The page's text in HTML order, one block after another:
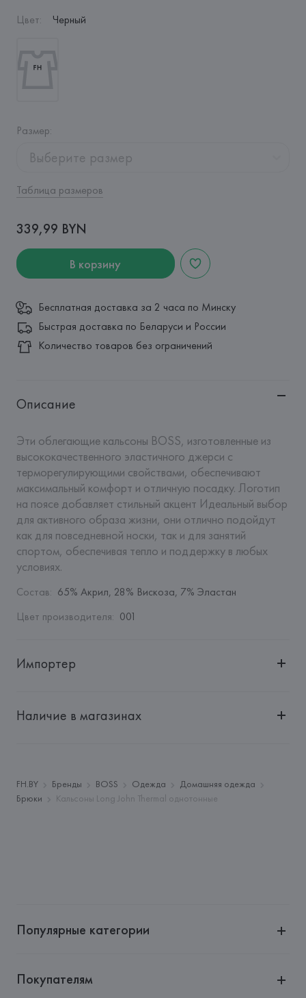
Цвет: Черный
Размер:
Выберите размер
Таблица размеров
339,99 BYN
В корзину
Бесплатная доставка за 2 часа по Минску
Быстрая доставка по Беларуси и России
Количество товаров без ограничений
Описание
Эти облегающие кальсоны BOSS, изготовленные из
высококачественного эластичного джерси с
терморегулирующими свойствами, обеспечивают
максимальный комфорт и отличную посадку. Логотип
на поясе добавляет стильный акцент Идеальный выбор
для активного образа жизни, они отлично подойдут
как для повседневной носки, так и для занятий
спортом, обеспечивая тепло и поддержку в любых
условиях.
Состав: 65% Акрил, 28% Вискоза, 7% Эластан
Цвет производителя: 001
Импортер
"Авикойл Интернешнл"
Адрес:
ГЕРМАНИЯ, HUGO BOSS AG, Dieselstrasse 12, D-
72555 Metzingen,
Наличие в магазинах
FH.BY Бренды BOSS Одежда
Домашняя одежда
Брюки
Кальсоны Long John Thermal однотонные
Популярные категории
Покупателям